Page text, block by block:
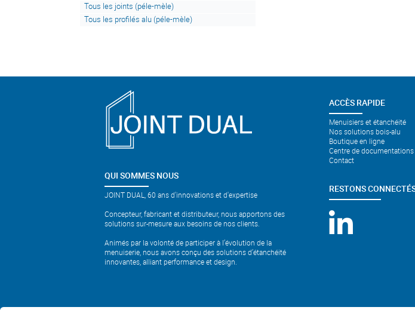
Tous les joints (péle-mèle)
Tous les profilés alu (péle-mèle)
QUI SOMMES NOUS
JOINT DUAL, 60 ans d'innovations et d'expertise
Concepteur, fabricant et distributeur, nous apportons des
solutions sur-mesure aux besoins de nos clients.
Animés par la volonté de participer à l’évolution de la
menuiserie, nous avons conçu des solutions d’étanchéité
innovantes, alliant performance et design.
ACCÈS RAPIDE
Menuisiers et étanchéité
Nos solutions bois-alu
Boutique en ligne
Centre de documentations
Contact
RESTONS